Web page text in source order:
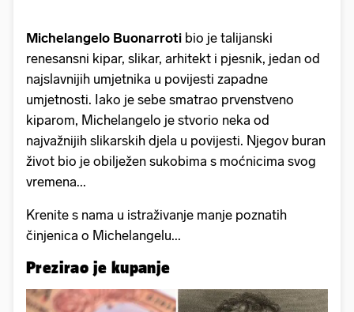
Michelangelo Buonarroti bio je talijanski
renesansni kipar, slikar, arhitekt i pjesnik, jedan od
najslavnijih umjetnika u povijesti zapadne
umjetnosti. Iako je sebe smatrao prvenstveno
kiparom, Michelangelo je stvorio neka od
najvažnijih slikarskih djela u povijesti. Njegov buran
život bio je obilježen sukobima s moćnicima svog
vremena...
Krenite s nama u istraživanje manje poznatih
činjenica o Michelangelu...
Prezirao je kupanje